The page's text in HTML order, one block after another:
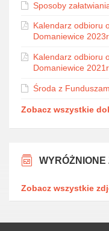
Sposoby
Kalendarz odbioru
Domaniewice
Kalendarz odbioru
Domaniewice
Środa z
Zobacz wszystkie
Zobacz wszystkie